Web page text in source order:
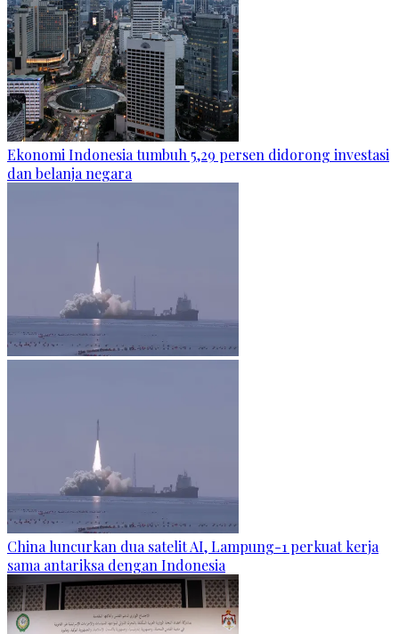
Ekonomi Indonesia tumbuh 5,29 persen didorong investasi
dan belanja negara
China luncurkan dua satelit AI, Lampung-1 perkuat kerja
sama antariksa dengan Indonesia